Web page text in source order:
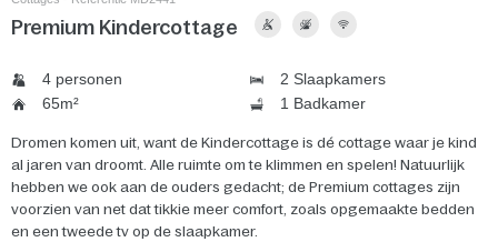
Premium Kindercottage
4 personen
2 Slaapkamers
65m²
1 Badkamer
Dromen komen uit, want de Kindercottage is dé cottage waar je kind
al jaren van droomt. Alle ruimte om te klimmen en spelen! Natuurlijk
hebben we ook aan de ouders gedacht; de Premium cottages zijn
voorzien van net dat tikkie meer comfort, zoals opgemaakte bedden
en een tweede tv op de slaapkamer.